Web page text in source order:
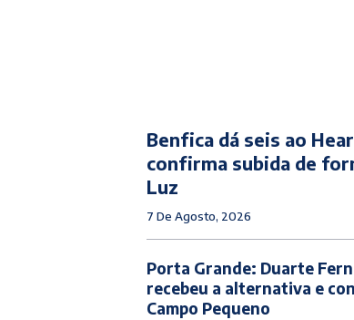
Benfica dá seis ao
confirma subida de
Luz
7 De Agosto, 2026
Porta Grande: Duarte
recebeu a alternativa e
Campo Pequeno